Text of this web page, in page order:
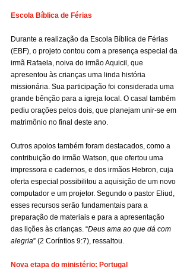
Escola Bíblica de Férias
Durante a realização da Escola Bíblica de Férias
(EBF), o projeto contou com a presença especial da
irmã Rafaela, noiva do irmão Aquicil, que
apresentou às crianças uma linda história
missionária. Sua participação foi considerada uma
grande bênção para a igreja local. O casal também
pediu orações pelos dois, que planejam unir-se em
matrimônio no final deste ano.
Outros apoios também foram destacados, como a
contribuição do irmão Watson, que ofertou uma
impressora e cadernos, e dos irmãos Hebron, cuja
oferta especial possibilitou a aquisição de um novo
computador e um projetor. Segundo o pastor Eliud,
esses recursos serão fundamentais para a
preparação de materiais e para a apresentação
das lições às crianças. “Deus ama ao que dá com
alegria” (2 Coríntios 9:7), ressaltou.
Nova etapa do ministério: Portugal